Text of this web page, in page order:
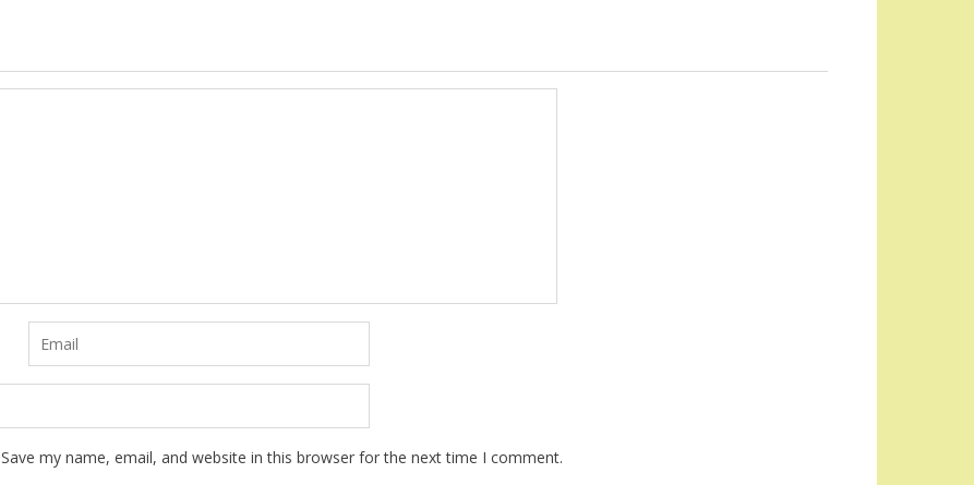
Save my name, email, and website in this browser for the next time I comment.